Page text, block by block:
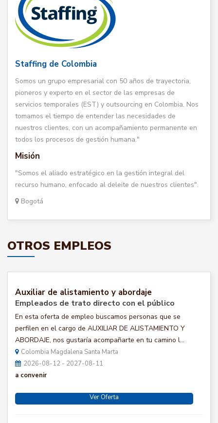
Staffing de Colombia
Somos un grupo empresarial con 50 años de trayectoria,
pioneros y experto en el sector de las empresas de
servicios temporales (EST) y outsourcing en Colombia. Nos
tomamos el tiempo de entender las necesidades de
nuestros clientes, con un acompañamiento permanente en
todos los procesos de gestión humana."
Misión
"Somos el aliado estratégico en la gestión integral del
recurso humano, enfocado al deleite de nuestros clientes".
Bogotá
OTROS EMPLEOS
Auxiliar de alistamiento y abordaje
Empleados de trato directo con el público
En esta oferta de empleo buscamos personas que se
perfilen en el cargo de AUXILIAR DE ALISTAMIENTO Y
ABORDAJE, nos gustaría acompañarte en tu camino l...
Colombia Magdalena Santa Marta
2026-08-12 - 2027-08-11
a convenir
Ver Oferta